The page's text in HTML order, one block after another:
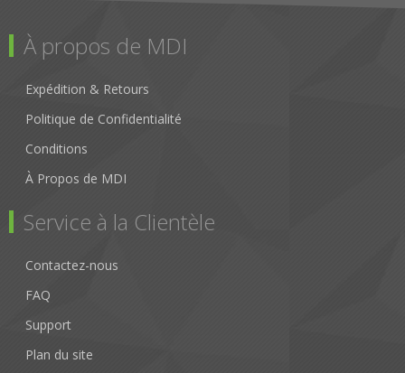
À propos de MDI
Expédition & Retours
Politique de Confidentialité
Conditions
À Propos de MDI
Service à la Clientèle
Contactez-nous
FAQ
Support
Plan du site